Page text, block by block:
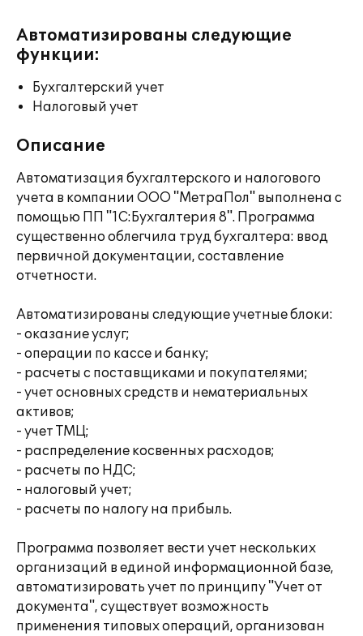
Автоматизированы следующие
функции:
Бухгалтерский учет
Налоговый учет
Описание
Автоматизация бухгалтерского и налогового
учета в компании ООО "МетраПол" выполнена с
помощью ПП "1С:Бухгалтерия 8". Программа
существенно облегчила труд бухгалтера: ввод
первичной документации, составление
отчетности.
Автоматизированы следующие учетные блоки:
- оказание услуг;
- операции по кассе и банку;
- расчеты с поставщиками и покупателями;
- учет основных средств и нематериальных
активов;
- учет ТМЦ;
- распределение косвенных расходов;
- расчеты по НДС;
- налоговый учет;
- расчеты по налогу на прибыль.
Программа позволяет вести учет нескольких
организаций в единой информационной базе,
автоматизировать учет по принципу "Учет от
документа", существует возможность
применения типовых операций, организован